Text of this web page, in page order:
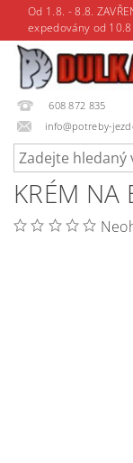
Od 1.8. - 8.8.
expedovány od
608 872 835
info@potreby-
KRÉM NA